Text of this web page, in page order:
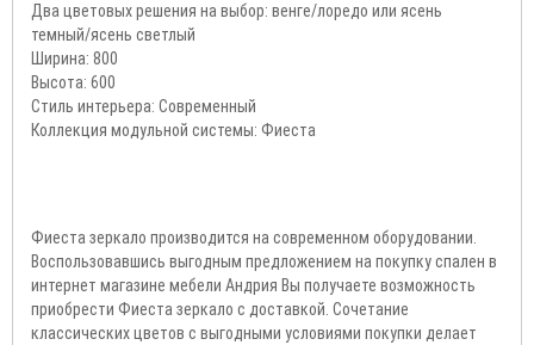
Два цветовых решения на выбор: венге/лоредо или ясень
темный/ясень светлый
Ширина: 800
Высота: 600
Стиль интерьера: Современный
Коллекция модульной системы: Фиеста
Фиеста зеркало производится на современном оборудовании.
Воспользовавшись выгодным предложением на покупку спален в
интернет магазине мебели Андрия Вы получаете возможность
приобрести Фиеста зеркало с доставкой. Сочетание
классических цветов с выгодными условиями покупки делает